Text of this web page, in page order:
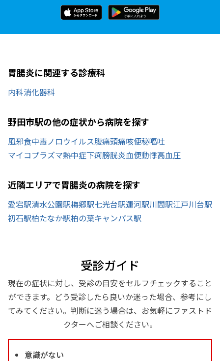
胃腸炎に関連する診療科
内科消化器科
野田市駅の他の症状から病院を探す
風邪食中毒ノロウイルス腹痛頭痛咳便秘嘔吐
マイコプラズマ熱中症下痢膀胱炎血便動悸高血圧
近隣エリアで胃腸炎の病院を探す
愛宕駅清水公園駅梅郷駅七光台駅運河駅川間駅江戸川台駅
初石駅柏たなか駅柏の葉キャンパス駅
受診ガイド
現在の症状に対し、受診の目安をセルフチェックすること
ができます。どう受診したら良いか迷った場合、参考にし
てみてください。判断に迷う場合は、お気軽にファストド
クターへご相談ください。
意識がない